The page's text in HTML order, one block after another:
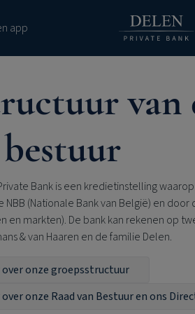
app
van
Bankis een kredietinstelling
NBB (Nationale Bank van België) en door
en markten). De bank kan rekenen op
& van Haaren en de familie Delen.
over onze groepsstructuur
over onze Raad van Bestuur en ons